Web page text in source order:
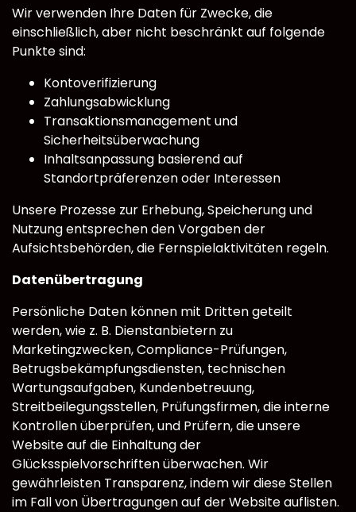
Wir verwenden Ihre Daten für Zwecke, die
einschließlich, aber nicht beschränkt auf folgende
Punkte sind:
Kontoverifizierung
Zahlungsabwicklung
Transaktionsmanagement und
Sicherheitsüberwachung
Inhaltsanpassung basierend auf
Standortpräferenzen oder Interessen
Unsere Prozesse zur Erhebung, Speicherung und
Nutzung entsprechen den Vorgaben der
Aufsichtsbehörden, die Fernspielaktivitäten regeln.
Datenübertragung
Persönliche Daten können mit Dritten geteilt
werden, wie z. B. Dienstanbietern zu
Marketingzwecken, Compliance-Prüfungen,
Betrugsbekämpfungsdiensten, technischen
Wartungsaufgaben, Kundenbetreuung,
Streitbeilegungsstellen, Prüfungsfirmen, die interne
Kontrollen überprüfen, und Prüfern, die unsere
Website auf die Einhaltung der
Glücksspielvorschriften überwachen. Wir
gewährleisten Transparenz, indem wir diese Stellen
im Fall von Übertragungen auf der Website auflisten.